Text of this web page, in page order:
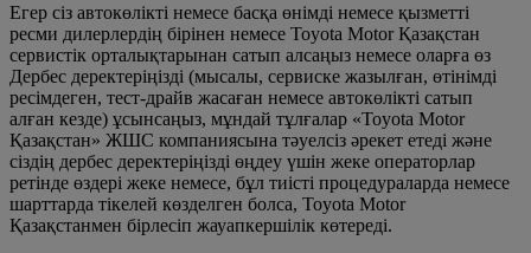
Егер сіз автокөлікті немесе басқа өнімді немесе қызметті
ресми дилерлердің бірінен немесе Toyota Motor Қазақстан
сервистік орталықтарынан сатып алсаңыз немесе оларға өз
Дербес деректеріңізді (мысалы, сервиске жазылған, өтінімді
ресімдеген, тест-драйв жасаған немесе автокөлікті сатып
алған кезде) ұсынсаңыз, мұндай тұлғалар «Toyota Motor
Қазақстан» ЖШС компаниясына тәуелсіз әрекет етеді және
сіздің дербес деректеріңізді өңдеу үшін жеке операторлар
ретінде өздері жеке немесе, бұл тиісті процедураларда немесе
шарттарда тікелей көзделген болса, Toyota Motor
Қазақстанмен бірлесіп жауапкершілік көтереді.